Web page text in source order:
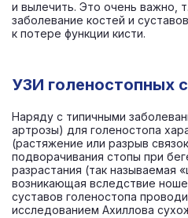
и вылечить. Это очень важно,
заболевание костей и
к потере функции кисти.
УЗИ голеностопных
Наряду с типичными
артрозы) для голеностопа
(растяжение или разрыв
подворачивания стопы при
разрастания (так называемая
возникающая вследствие
суставов голеностопа
исследованием Ахиллова